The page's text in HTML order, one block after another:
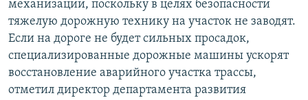
механизации, поскольку в целях безопасности
тяжелую дорожную технику на участок не заводят.
Если на дороге не будет сильных просадок,
специализированные дорожные машины ускорят
восстановление аварийного участка трассы,
отметил директор департамента развития